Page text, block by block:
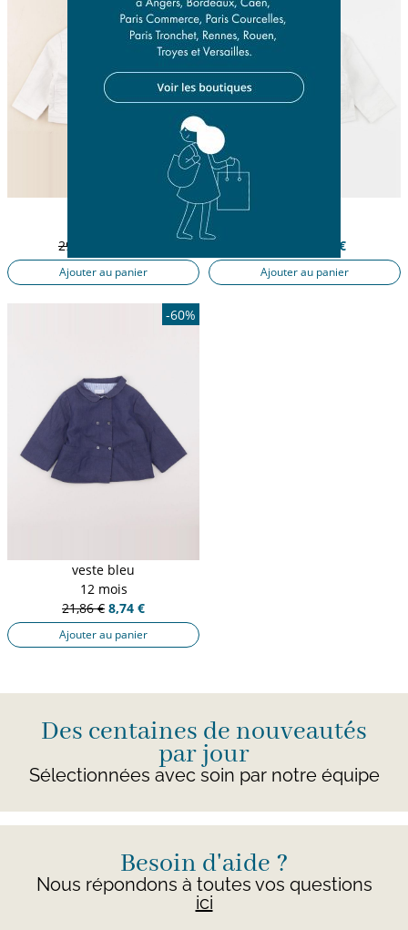
29,32 €
Ajouter au panier
9,16 €
Ajouter au panier
-60%
veste bleu
12 mois
21,86 € 8,74 €
Ajouter au panier
Des centaines de nouveautés
par jour
Sélectionnées avec soin par notre équipe
Besoin d'aide ?
Nous répondons à toutes vos questions
ici